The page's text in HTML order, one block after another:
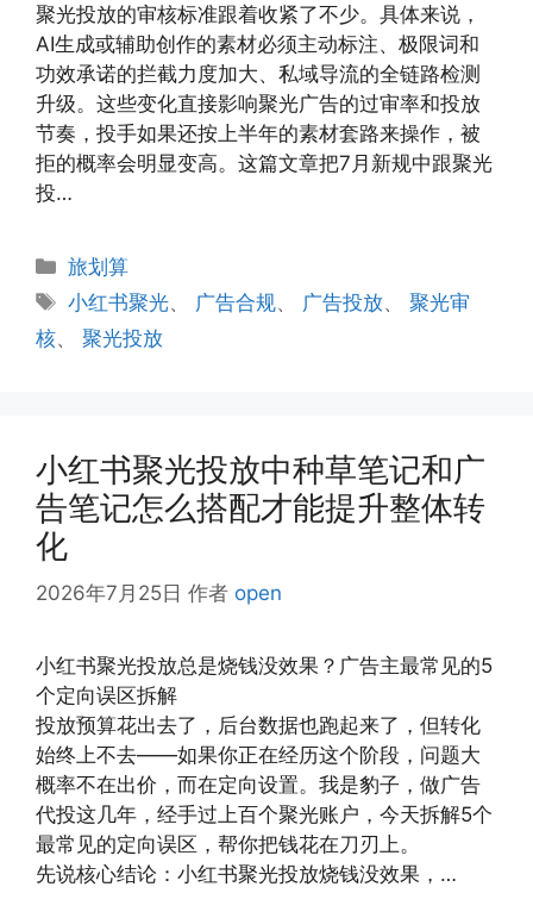
聚光投放的审核标准跟着收紧了不少。具体来说，
AI生成或辅助创作的素材必须主动标注、极限词和
功效承诺的拦截力度加大、私域导流的全链路检测
升级。这些变化直接影响聚光广告的过审率和投放
节奏，投手如果还按上半年的素材套路来操作，被
拒的概率会明显变高。这篇文章把7月新规中跟聚光
投…
分
类
旅划算
标
签
小红书聚光、 广告合规、 广告投放、聚光审
核、 聚光投放
小红书聚光投放中种草笔记和广
告笔记怎么搭配才能提升整体转
化
2026年7月25日 作者 open
小红书聚光投放总是烧钱没效果？广告主最常见的5
个定向误区拆解
投放预算花出去了，后台数据也跑起来了，但转化
始终上不去——如果你正在经历这个阶段，问题大
概率不在出价，而在定向设置。我是豹子，做广告
代投这几年，经手过上百个聚光账户，今天拆解5个
最常见的定向误区，帮你把钱花在刀刃上。
先说核心结论：小红书聚光投放烧钱没效果，…